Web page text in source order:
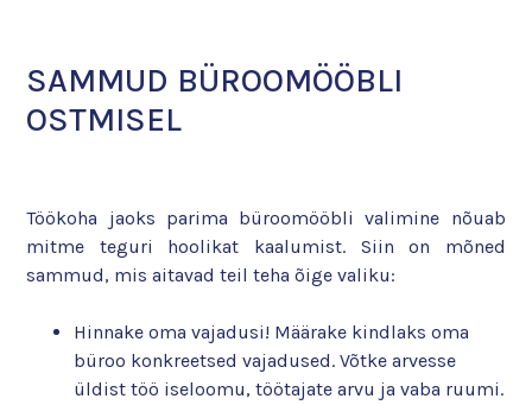
SAMMUD BÜROOMÖÖBLI
OSTMISEL
Töökoha jaoks parima büroomööbli valimine nõuab
mitme teguri hoolikat kaalumist. Siin on mõned
sammud, mis aitavad teil teha õige valiku:
Hinnake oma vajadusi! Määrake kindlaks oma
büroo konkreetsed vajadused. Võtke arvesse
üldist töö iseloomu, töötajate arvu ja vaba ruumi.